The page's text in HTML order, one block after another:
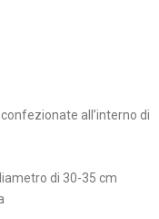
all’interno di
di 30-35 cm